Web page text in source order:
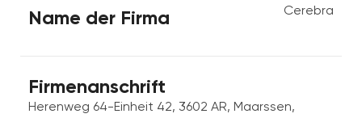
Name der Firma Cerebra
Firmenanschrift
Herenweg 64-Einheit 42, 3602 AR, Maarssen,